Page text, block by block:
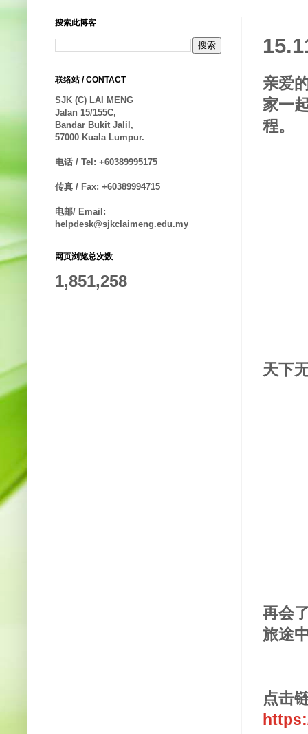
亲爱
家一
程。
天下
再会
旅途
点击
搜索此博客
联络站 / CONTACT
SJK (C) LAI MENG
Jalan 15/155C,
Bandar Bukit Jalil,
57000 Kuala Lumpur.
电话 / Tel: +60389995175
传真 / Fax: +60389994715
电邮/ Email:
helpdesk@sjkclaimeng.edu.my
网页浏览总次数
1,851,258